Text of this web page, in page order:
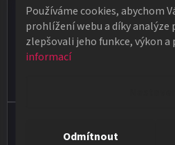
Používáme cookies, abychom
prohlížení webu a díky analýze
zlepšovali jeho funkce, výkon
informací
Odmítnout
★★★★★
Obdržela jsem vše, co jsem
perfektně, syn měl velký úspěch s